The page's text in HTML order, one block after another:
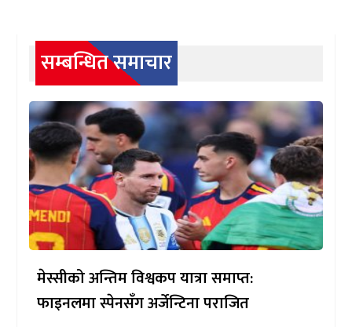
सम्बन्धित समाचार
मेस्सीको अन्तिम विश्वकप यात्रा समाप्त:
फाइनलमा स्पेनसँग अर्जेन्टिना पराजित